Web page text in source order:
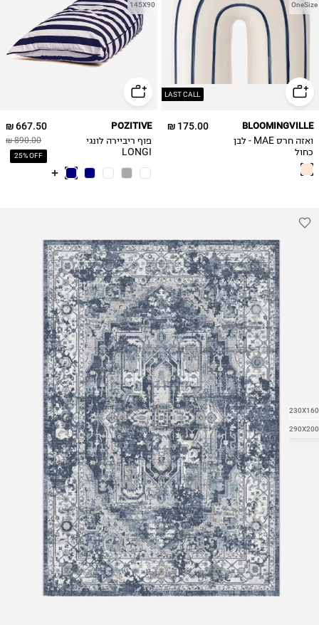
LAST CALL
OneSize
175.00 ₪ BLOOMINGVILLE
ואזה חרס MAE - לבן
כחול
145X90
667.50 ₪
890.00 ₪
25% OFF
POZITIVE
פוף ריביירה לונגי
LONGI
230X160
290X200